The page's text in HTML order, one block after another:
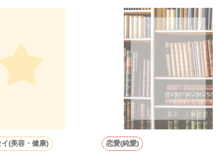
なぜか想像以上に甘くて……🐥💓🦅
です。
た〜良かったら読んで頂けると嬉しいです。
(美容・健康) 恋愛(純愛)